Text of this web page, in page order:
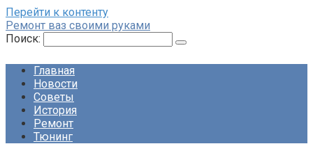
Перейти к контенту
Ремонт ваз своими руками
Поиск:
Главная
Новости
Советы
История
Ремонт
Тюнинг